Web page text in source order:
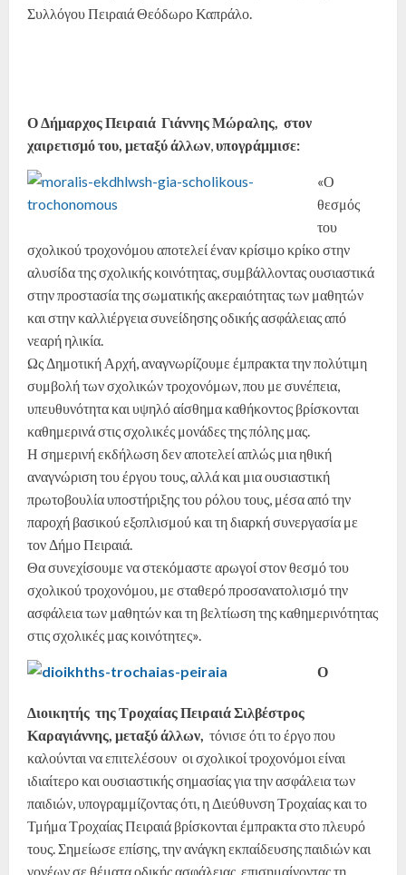
Συλλόγου Πειραιά Θεόδωρο Καπράλο.
Ο Δήμαρχος Πειραιά Γιάννης Μώραλης, στον
χαιρετισμό του, μεταξύ άλλων υπογράμμισε:
«Ο
θεσμός
του
σχολικού τροχονόμου αποτελεί έναν κρίσιμο κρίκο στην
αλυσίδα της σχολικής κοινότητας, συμβάλλοντας ουσιαστικά
στην προστασία της σωματικής ακεραιότητας των μαθητών
και στην καλλιέργεια συνείδησης οδικής ασφάλειας από
νεαρή ηλικία.
Ως Δημοτική Αρχή, αναγνωρίζουμε έμπρακτα την πολύτιμη
συμβολή των σχολικών τροχονόμων, που με συνέπεια,
υπευθυνότητα και υψηλό αίσθημα καθήκοντος βρίσκονται
καθημερινά στις σχολικές μονάδες της πόλης μας.
Η σημερινή εκδήλωση δεν αποτελεί απλώς μια ηθική
αναγνώριση του έργου τους, αλλά και μια ουσιαστική
πρωτοβουλία υποστήριξης του ρόλου τους, μέσα από την
παροχή βασικού εξοπλισμού και τη διαρκή συνεργασία με
τον Δήμο Πειραιά.
Θα συνεχίσουμε να στεκόμαστε αρωγοί στον θεσμό του
σχολικού τροχονόμου, με σταθερό προσανατολισμό την
ασφάλεια των μαθητών και τη βελτίωση της καθημερινότητας
στις σχολικές μας κοινότητες».
Ο
Διοικητής της Τροχαίας Πειραιά Σιλβέστρος
Καραγιάννης, μεταξύάλλων, τόνισε ότι το έργο που
καλούνται να επιτελέσουν οι σχολικοί τροχονόμοι είναι
ιδιαίτερο και ουσιαστικής σημασίας για την ασφάλεια των
παιδιών, υπογραμμίζοντας ότι, η Διεύθυνση Τροχαίας και το
Τμήμα Τροχαίας Πειραιά βρίσκονται έμπρακτα στο πλευρό
τους. Σημείωσε επίσης, την ανάγκη εκπαίδευσης παιδιών και
γονέων σε θέματα οδικής ασφάλειας, επισημαίνοντας τη